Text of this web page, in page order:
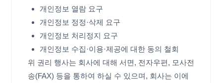
개인정보 열람 요구
개인정보 정정·삭제 요구
개인정보 처리정지 요구
개인정보 수집·이용·제공에 대한 동의 철회
위 권리 행사는 회사에 대해 서면, 전자우편, 모사전
송(FAX) 등을 통하여 하실 수 있으며, 회사는 이에